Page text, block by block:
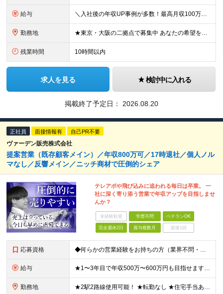
給与 ＼入社後の年収UP事例が多数！最高月収100万円超の先輩も／ 月給28万円〜32万円 ＋ インセンティブ ＋ 賞与（年2回） ＋ 各種手当 ※前職の給与や経験・スキル・ポテンシャルを最大限考慮の上、決
勤務地 ★東京・大阪の二拠点で募集中 あなたの希望を最大限考慮して決定します！ ■東京本社 東京都渋谷区千駄ヶ谷5-34-7 NX新宿ビル 8階 ■西日本営業所 大阪府大阪市中央区今橋1-1-3 IMAB
残業時間 10時間以内
求人を見る 検討中に入れる
掲載終了予定日： 2026.08.20
正社員 面接情報有 自己PR不要
ヴァーデン販売株式会社
提案営業（既存顧客メイン）／年収800万可／17時退社／個人ノル
マなし／反響メイン／ニッチ商材で圧倒的シェア
テレアポや飛び込みに追われる毎日は卒業。 一
社に深く寄り添う営業で年収アップを目指しませ
んか？
未経験歓迎 学歴不問 ベテランOK
完全週休2日 賞与複数月 面接1回
応募資格 ◆何らかの営業経験をお持ちの方（業界不問・ブランクOK） ◆普通自動車免許（AT限定可） ※学歴不問 ★人間関係を築く営業がしたい方大歓迎！ ＼化学・工学分野など特別な知識は不要！／ 「売って終わ
給与 ★1〜3年目で年収500万〜600万円も目指せます！ ★個人ノルマはなくても、頑張りはしっかり還元！ ★ゆくゆくは年収800万円以上も目指せる ★年2回の賞与のほか、業績次第で期末賞与支給！ 月給3
勤務地 ★2駅2路線使用可能！ ★転勤なし ★住宅手当あり♪ 【本社】 東京都大田区大森北6丁目23番20号 コスモ大森1F ※変更の範囲：上記を除く当社関連勤務地